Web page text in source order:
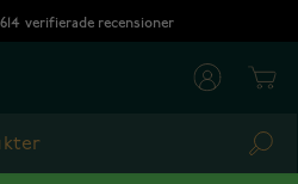
verifierade recensioner